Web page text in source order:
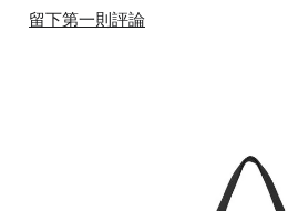
留下第一則評論